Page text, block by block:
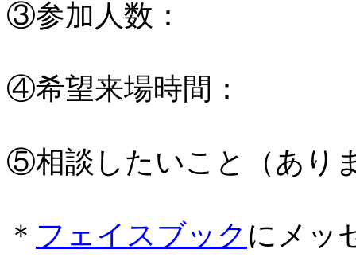
③参加人数：
④希望来場時間：
⑤相談したいこと（あり
＊ フェイスブック にメッ